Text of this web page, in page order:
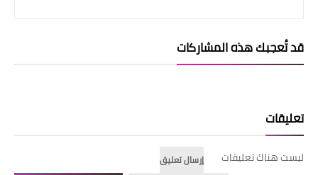
قد تُعجبك هذه المشاركات
تعليقات
ليست هناك تعليقات
إرسال تعليق